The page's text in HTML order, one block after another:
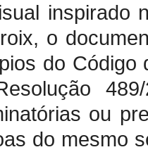
inspirado
o
do Código
ou
do mesmo